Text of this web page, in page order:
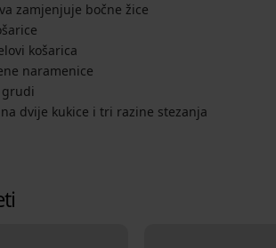
zamjenjuje bočne žice
košarica
naramenice
grudi
dvije kukice i tri razine stezanja